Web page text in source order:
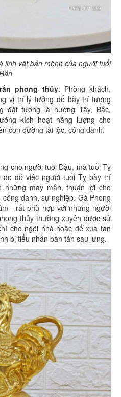
linh vật bản mệnh của người tuổi
phong thủy: Phòng khách,
vị trí lý tưởng để bày trí tượng
đặt tượng là hướng Tây, Bắc,
kích hoạt năng lượng cho
con đường tài lộc, công danh.
cho người tuổi Dậu, mà tuổi Tỵ
đó việc người tuổi Tỵ bày trí
may mắn, thuận lợi cho
danh, sự nghiệp. Gà Phong
- rất phù hợp với những người
thủy thường xuyên được sử
cho ngôi nhà hoặc để xua tan
bị tiểu nhân bàn tán sau lưng.